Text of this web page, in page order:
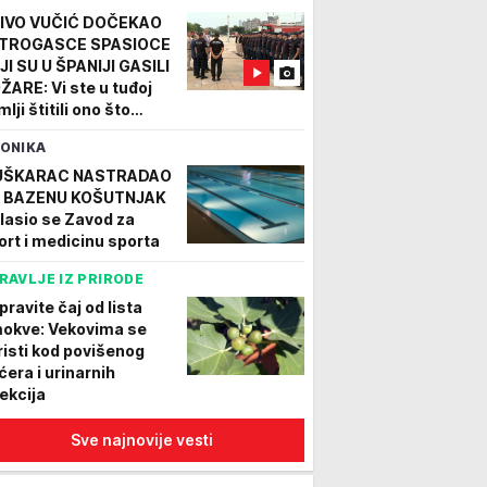
VUČIĆ DOČEKAO
SPASIOCE
SU U ŠPANIJI GASILI
Vi ste u tuđoj
štitili ono što
život
VIDEO)NASTRADAO
BAZENU KOŠUTNJAK
se Zavod za
i medicinu sporta
IZ PRIRODE
čaj od lista
Vekovima se
kod povišenog
i urinarnih
Sve najnovije vesti